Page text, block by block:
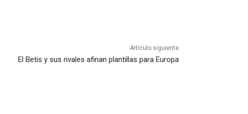
Artículo siguiente
El Betis y sus rivales afinan plantillas para Europa